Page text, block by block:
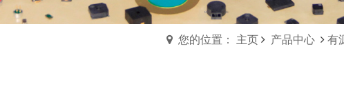
您的位置： 主页 产品中心 有